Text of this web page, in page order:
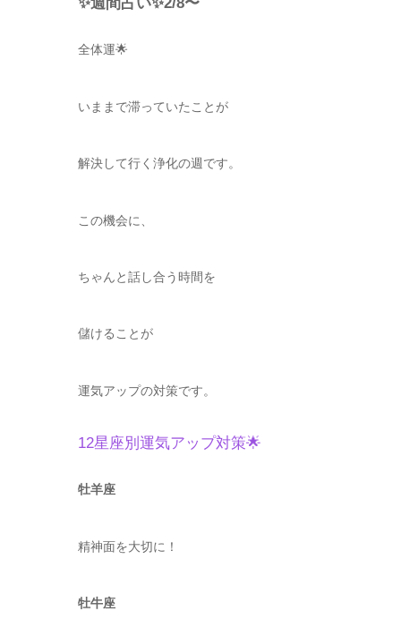
全体運🌟
いままで滞っていたことが
解決して行く浄化の週です。
この機会に、
ちゃんと話し合う時間を
儲けることが
運気アップの対策です。
12星座別運気アップ対策🌟
牡羊座
精神面を大切に！
牡牛座